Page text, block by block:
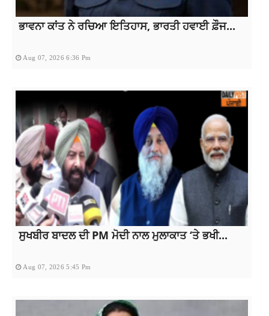
ਭਾਵਨਾ ਕਾਂਤ ਨੇ ਰਚਿਆ ਇਤਿਹਾਸ, ਭਾਰਤੀ ਹਵਾਈ ਫ਼ੌਜ...
Aug 07, 2026 6:36 Pm
ਸੁਖਬੀਰ ਬਾਦਲ ਦੀ PM ਮੋਦੀ ਨਾਲ ਮੁਲਾਕਾਤ ‘ਤੇ ਭਖੀ...
Aug 07, 2026 5:45 Pm